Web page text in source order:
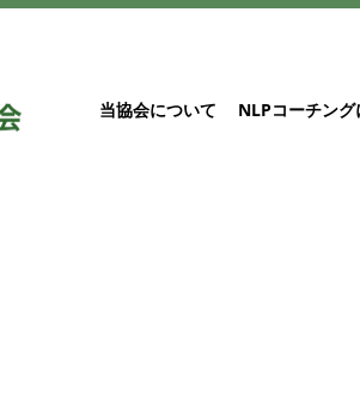
当協会について NLPコーチング